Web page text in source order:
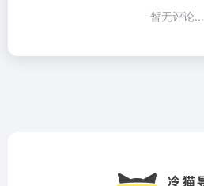
暂无评论...